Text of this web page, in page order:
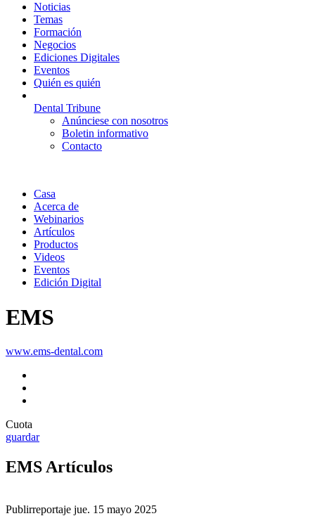
Noticias
Temas
Formación
Negocios
Ediciones Digitales
Eventos
Quién es quién
Dental Tribune
Anúnciese con nosotros
Boletin informativo
Contacto
Casa
Acerca de
Webinarios
Artículos
Productos
Videos
Eventos
Edición Digital
EMS
www.ems-dental.com
Cuota
guardar
EMS Artículos
Publirreportaje jue. 15 mayo 2025